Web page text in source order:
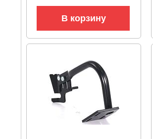
В корзину